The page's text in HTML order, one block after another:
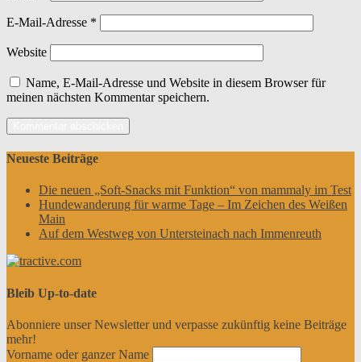
E-Mail-Adresse *
Website
Name, E-Mail-Adresse und Website in diesem Browser für
meinen nächsten Kommentar speichern.
Neueste Beiträge
Die neuen „Soft-Snacks mit Funktion“ von mammaly im Test
Hundewanderung für warme Tage – Im Zeichen des Weißen
Main
Auf dem Westweg von Untersteinach nach Immenreuth
Bleib Up-to-date
Abonniere unser Newsletter und verpasse zukünftig keine Beiträge
mehr!
Vorname oder ganzer Name